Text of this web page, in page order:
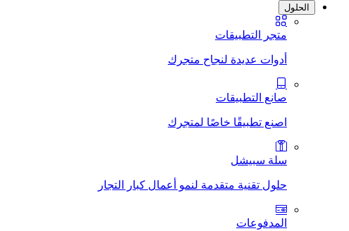
الحلول
متجر التطبيقات
أدوات عديدة لنجاح متجرك
صانع التطبيقات
اصنع تطبيقًا خاصًا لمتجرك
سلة سبيشل
حلول تقنية متقدمة لنمو أعمال كبار التجار
المدفوعات